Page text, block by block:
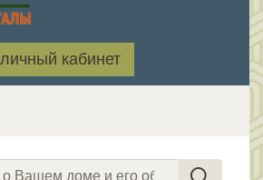
личный кабинет